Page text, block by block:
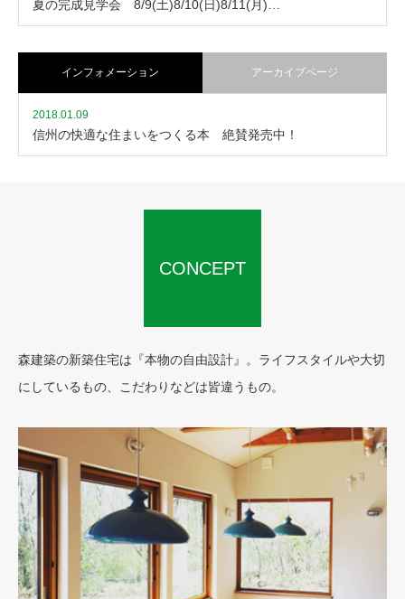
夏の完成見学会 8/9(土)8/10(日)8/11(月)…
インフォメーション アーカイブページ
2018.01.09
信州の快適な住まいをつくる本 絶賛発売中！
CONCEPT
森建築の新築住宅は『本物の自由設計』。ライフスタイルや大切
にしているもの、こだわりなどは皆違うもの。